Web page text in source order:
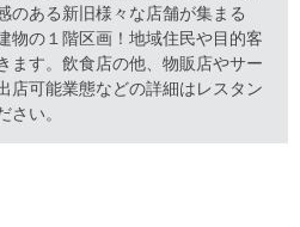
のある新旧様々な店舗が集まる
物の１階区画！地域住民や目的客
ます。飲食店の他、物販店やサー
店可能業態などの詳細はレスタン
い。